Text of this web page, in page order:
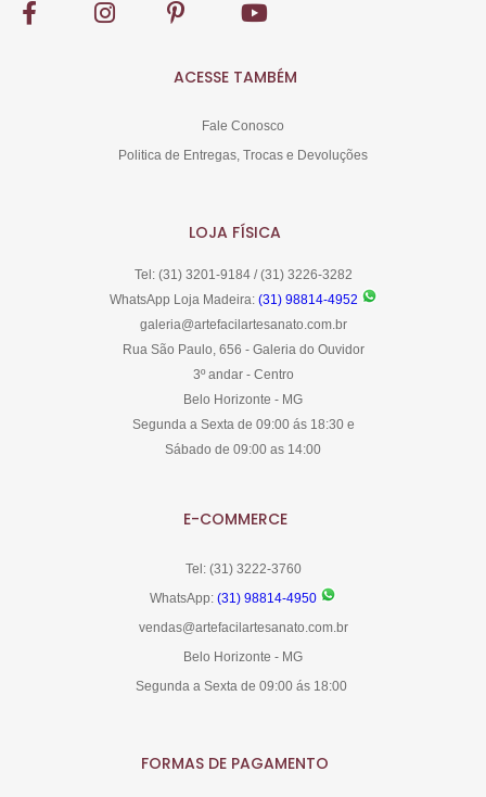
ACESSE TAMBÉM
Fale Conosco
Politica de Entregas, Trocas e Devoluções
LOJA FÍSICA
Tel: (31) 3201-9184 / (31) 3226-3282
WhatsApp Loja Madeira: (31) 98814-4952
galeria@artefacilartesanato.com.br
Rua São Paulo, 656 - Galeria do Ouvidor
3º andar - Centro
Belo Horizonte - MG
Segunda a Sexta de 09:00 ás 18:30 e
Sábado de 09:00 as 14:00
E-COMMERCE
Tel: (31) 3222-3760
WhatsApp: (31) 98814-4950
vendas@artefacilartesanato.com.br
Belo Horizonte - MG
Segunda a Sexta de 09:00 ás 18:00
FORMAS DE PAGAMENTO